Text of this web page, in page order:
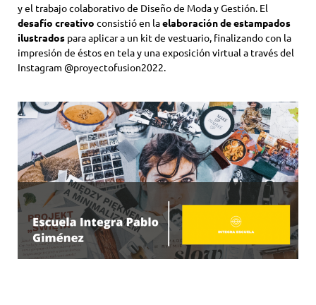
y el trabajo colaborativo de Diseño de Moda y Gestión. El
desafío creativo consistió en laelaboración de estampados
ilustrados para aplicar a un kit de vestuario, finalizando con la
impresión de éstos en tela y una exposición virtual a través del
Instagram @proyectofusion2022.